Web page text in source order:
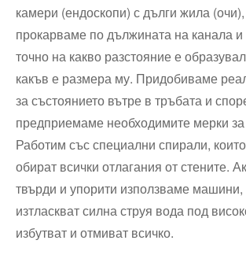
камери (ендоскопи) с дълги жила
прокарваме по дължината на канала
точно на какво разстояние е
какъв е размера му. Придобиваме
за състоянието вътре в тръбата и
предприемаме необходимите мерки
Работим със специални спирали, които
обират всички отлагания от стените.
твърди и упорити използваме машини,
изтласкват силна струя вода под
избутват и отмиват всичко.